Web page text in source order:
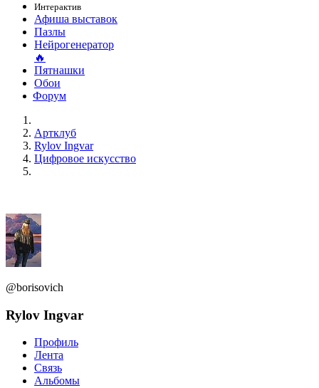
Интерактив
Афиша выставок
Пазлы
Нейрогенератор
🔥
Пятнашки
Обои
Форум
Артклуб
Rylov Ingvar
Цифровое искусство
@borisovich
Rylov Ingvar
Профиль
Лента
Связь
Альбомы